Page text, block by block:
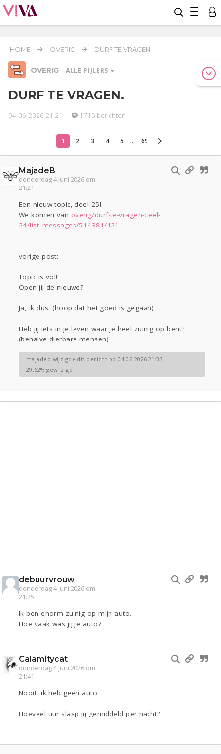
HOME OVERIG DURF TE VRAGEN.
OVERIG ALLE PIJLERS
Relaties Werk & Studie Geld & Recht
Overig
Actueel
Lijf & Lijn
Kinderen
Digi
Sport
Contact
Gevraagd
Horen
DURF TE VRAGEN.
04-06-2026 21:21 1715 berichten
1 2 3 4 5 ... 69
MajadeB
donderdag 4 juni 2026 om
21:21
Een nieuw topic, deel 25!
We komen van overig/durf-te-vragen-deel-
24/list_messages/514381/121
vorige post:
Topic is vol!
Open jij de nieuwe?
Ja, ik dus. (hoop dat het goed is gegaan)
Heb jij iets in je leven waar je heel zuinig op bent?
(behalve dierbare mensen)
majadeb wijzigde dit bericht op 04-06-2026 21:33
29.62% gewijzigd
debuurvrouw
donderdag 4 juni 2026 om
21:25
Ik ben enorm zuinig op mijn auto.
Hoe vaak was jij je auto?
Calamitycat
donderdag 4 juni 2026 om
21:41
Nooit, ik heb geen auto.
Hoeveel uur slaap jij gemiddeld per nacht?